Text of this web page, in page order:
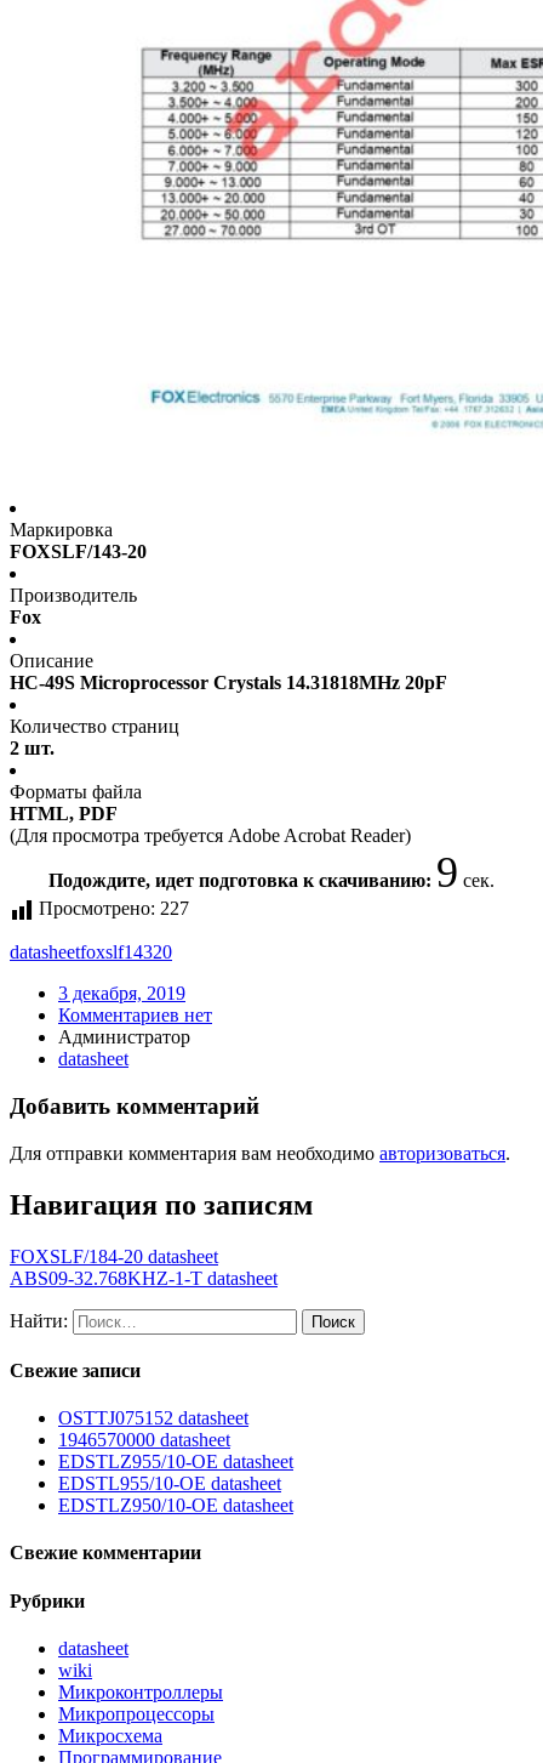
Маркировка
FOXSLF/143-20
Производитель
Fox
Описание
HC-49S Microprocessor Crystals 14.31818MHz 20pF
Количество страниц
2 шт.
Форматы файла
HTML, PDF
(Для просмотра требуется Adobe Acrobat Reader)
Подождите, идет подготовка к скачиванию: 9 сек.
Просмотрено: 227
datasheetfoxslf14320
3 декабря, 2019
Комментариев нет
Администратор
datasheet
Добавить комментарий
Для отправки комментария вам необходимо авторизоваться.
Навигация по записям
FOXSLF/184-20 datasheet
ABS09-32.768KHZ-1-T datasheet
Найти:
Свежие записи
OSTTJ075152 datasheet
1946570000 datasheet
EDSTLZ955/10-OE datasheet
EDSTL955/10-OE datasheet
EDSTLZ950/10-OE datasheet
Свежие комментарии
Рубрики
datasheet
wiki
Микроконтроллеры
Микропроцессоры
Микросхема
Программирование